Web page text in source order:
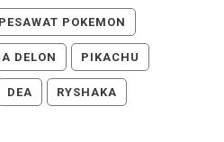
PESAWAT POKEMON
DELON PIKACHU
DEA RYSHAKA